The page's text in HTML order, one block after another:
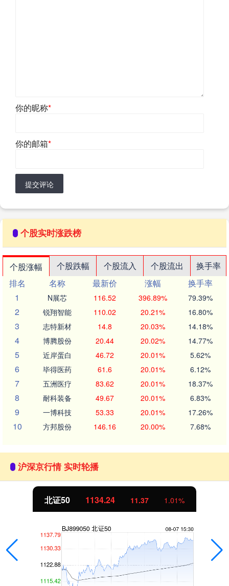
你的昵称*
你的邮箱*
提交评论
个股实时涨跌榜
个股涨幅 个股跌幅 个股流入 个股流出
换手率
排名
名称 最新价 涨幅
换手率
1
N展芯 116.52 396.89% 79.39%
2 锐翔智能 110.02 20.21% 16.80%
3 志特新材 14.8 20.03% 14.18%
4 博腾股份 20.44 20.02% 14.77%
5 近岸蛋白 46.72 20.01% 5.62%
6 毕得医药 61.6 20.01% 6.12%
7 五洲医疗 83.62 20.01% 18.37%
8 耐科装备 49.67 20.01% 6.83%
9 一博科技 53.33 20.01% 17.26%
10 方邦股份 146.16 20.00% 7.68%
沪深京行情 实时轮播
北证50 1134.24 11.37 1.01%